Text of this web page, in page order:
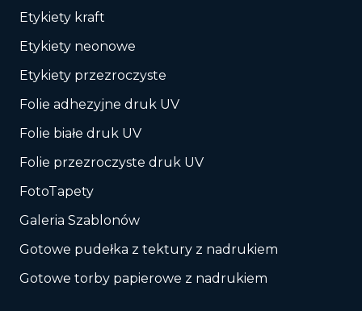
Etykiety kraft
Etykiety neonowe
Etykiety przezroczyste
Folie adhezyjne druk UV
Folie białe druk UV
Folie przezroczyste druk UV
FotoTapety
Galeria Szablonów
Gotowe pudełka z tektury z nadrukiem
Gotowe torby papierowe z nadrukiem